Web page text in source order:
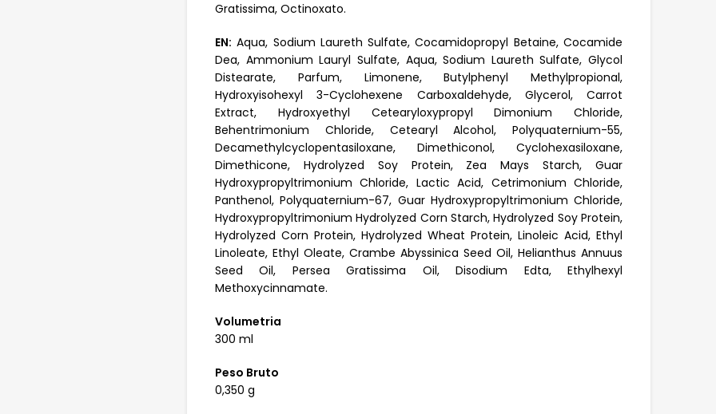
Gratissima, Octinoxato.
EN: Aqua, Sodium Laureth Sulfate, Cocamidopropyl Betaine, Cocamide
Dea, Ammonium Lauryl Sulfate, Aqua, Sodium Laureth Sulfate, Glycol
Distearate, Parfum, Limonene, Butylphenyl Methylpropional,
Hydroxyisohexyl 3-Cyclohexene Carboxaldehyde, Glycerol, Carrot
Extract, Hydroxyethyl Cetearyloxypropyl Dimonium Chloride,
Behentrimonium Chloride, Cetearyl Alcohol, Polyquaternium-55,
Decamethylcyclopentasiloxane, Dimethiconol, Cyclohexasiloxane,
Dimethicone, Hydrolyzed Soy Protein, Zea Mays Starch, Guar
Hydroxypropyltrimonium Chloride, Lactic Acid, Cetrimonium Chloride,
Panthenol, Polyquaternium-67, Guar Hydroxypropyltrimonium Chloride,
Hydroxypropyltrimonium Hydrolyzed Corn Starch, Hydrolyzed Soy Protein,
Hydrolyzed Corn Protein, Hydrolyzed Wheat Protein, Linoleic Acid, Ethyl
Linoleate, Ethyl Oleate, Crambe Abyssinica Seed Oil, Helianthus Annuus
Seed Oil, Persea Gratissima Oil, Disodium Edta, Ethylhexyl
Methoxycinnamate.
Volumetria
300 ml
Peso Bruto
0,350 g